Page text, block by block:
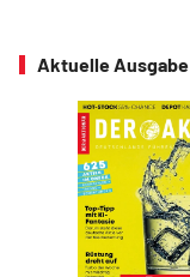
Aktuelle Ausgabe